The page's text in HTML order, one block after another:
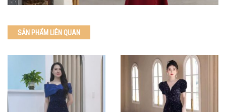
SẢN PHẨM LIÊN QUAN